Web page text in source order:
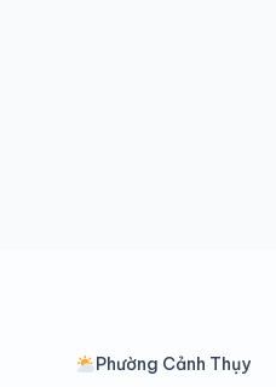
Phường Cảnh Thụy